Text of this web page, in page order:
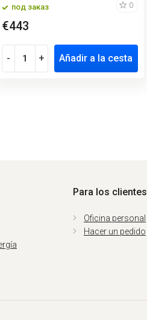
под заказ 0
€443
- + Añadir a la cesta
Para los clientes
Oficina personal
Hacer un pedido